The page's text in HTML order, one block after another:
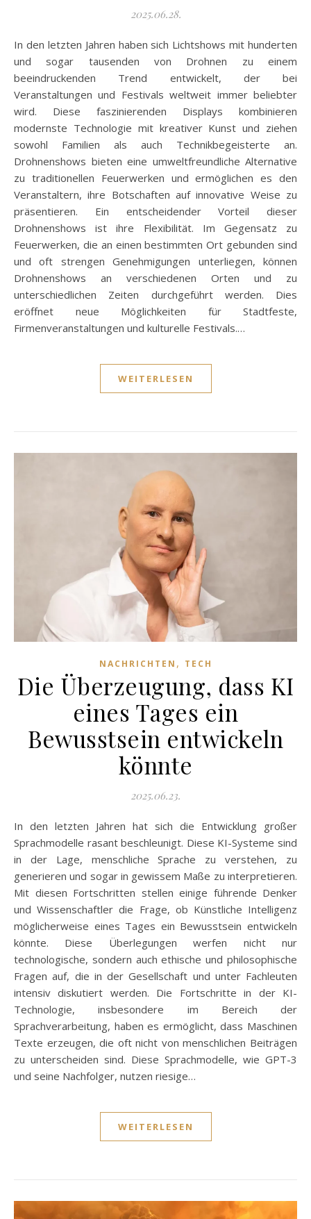
2025.06.28.
In den letzten Jahren haben sich Lichtshows mit hunderten
und sogar tausenden von Drohnen zu einem
beeindruckenden Trend entwickelt, der bei
Veranstaltungen und Festivals weltweit immer beliebter
wird. Diese faszinierenden Displays kombinieren
modernste Technologie mit kreativer Kunst und ziehen
sowohl Familien als auch Technikbegeisterte an.
Drohnenshows bieten eine umweltfreundliche Alternative
zu traditionellen Feuerwerken und ermöglichen es den
Veranstaltern, ihre Botschaften auf innovative Weise zu
präsentieren. Ein entscheidender Vorteil dieser
Drohnenshows ist ihre Flexibilität. Im Gegensatz zu
Feuerwerken, die an einen bestimmten Ort gebunden sind
und oft strengen Genehmigungen unterliegen, können
Drohnenshows an verschiedenen Orten und zu
unterschiedlichen Zeiten durchgeführt werden. Dies
eröffnet neue Möglichkeiten für Stadtfeste,
Firmenveranstaltungen und kulturelle Festivals.…
WEITERLESEN
NACHRICHTEN , TECH
Die Überzeugung, dass KI
eines Tages ein
Bewusstsein entwickeln
könnte
2025.06.23.
In den letzten Jahren hat sich die Entwicklung großer
Sprachmodelle rasant beschleunigt. Diese KI-Systeme sind
in der Lage, menschliche Sprache zu verstehen, zu
generieren und sogar in gewissem Maße zu interpretieren.
Mit diesen Fortschritten stellen einige führende Denker
und Wissenschaftler die Frage, ob Künstliche Intelligenz
möglicherweise eines Tages ein Bewusstsein entwickeln
könnte. Diese Überlegungen werfen nicht nur
technologische, sondern auch ethische und philosophische
Fragen auf, die in der Gesellschaft und unter Fachleuten
intensiv diskutiert werden. Die Fortschritte in der KI-
Technologie, insbesondere im Bereich der
Sprachverarbeitung, haben es ermöglicht, dass Maschinen
Texte erzeugen, die oft nicht von menschlichen Beiträgen
zu unterscheiden sind. Diese Sprachmodelle, wie GPT-3
und seine Nachfolger, nutzen riesige…
WEITERLESEN